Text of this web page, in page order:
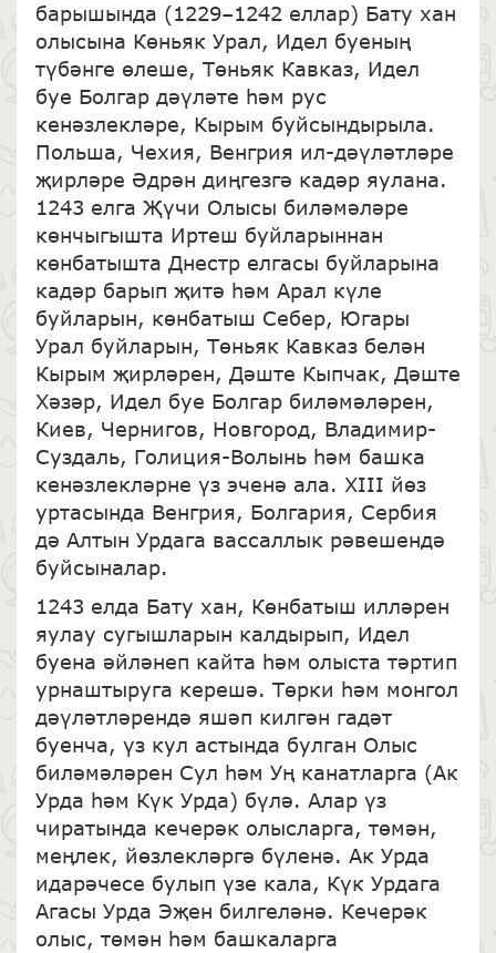
барышында (1229–1242 еллар) Бату хан
олысына Көньяк Урал, Идел буеның
түбәнге өлеше, Төньяк Кавказ, Идел
буе Болгар дәүләте һәм рус
кенәзлекләре, Кырым буйсындырыла.
Польша, Чехия, Венгрия ил-дәүләтләре
җирләре Әдрән диңгезгә кадәр яулана.
1243 елга Җүчи Олысы биләмәләре
көнчыгышта Иртеш буйларыннан
көнбатышта Днестр елгасы буйларына
кадәр барып җитә һәм Арал күле
буйларын, көнбатыш Себер, Югары
Урал буйларын, Төньяк Кавказ белән
Кырым җирләрен, Дәште Кыпчак, Дәште
Хәзәр, Идел буе Болгар биләмәләрен,
Киев, Чернигов, Новгород, Владимир-
Суздаль, Голиция-Волынь һәм башка
кенәзлекләрне үз эченә ала. XIII йөз
уртасында Венгрия, Болгария, Сербия
дә Алтын Урдага вассаллык рәвешендә
буйсыналар.
1243 елда Бату хан, Көнбатыш илләрен
яулау сугышларын калдырып, Идел
буена әйләнеп кайта һәм олыста тәртип
урнаштыруга керешә. Төрки һәм монгол
дәүләтләрендә яшәп килгән гадәт
буенча, үз кул астында булган Олыс
биләмәләрен Сул һәм Уң канатларга (Ак
Урда һәм Күк Урда) бүлә. Алар үз
чиратында кечерәк олысларга, төмән,
меңлек, йөзлекләргә бүленә. Ак Урда
идарәчесе булып үзе кала, Күк Урдага
Агасы Урда Эҗен билгеләнә. Кечерәк
олыс, төмән һәм башкаларга